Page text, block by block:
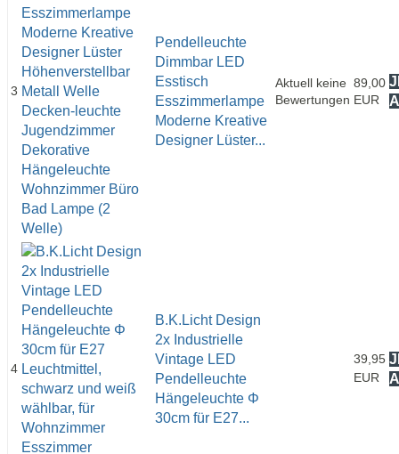
3
Pendelleuchte
Dimmbar LED
Esstisch
Esszimmerlampe
Moderne Kreative
Designer Lüster...
Aktuell keine
Bewertungen
89,00
EUR
4
B.K.Licht Design
2x Industrielle
Vintage LED
Pendelleuchte
Hängeleuchte Φ
30cm für E27...
39,95
EUR